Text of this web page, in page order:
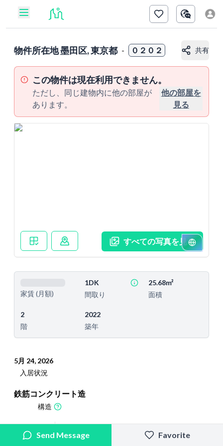
物件所在地墨田区, 東京都 - ０２０２ 共有
この物件は現在利用できません。
ただし、同じ建物内に他の部屋が
あります。
他の部屋を
見る
すべての写真を見る
家賃 (月額)
1DK
間取り
25.68m²
面積
2
階
2022
築年
5月 24, 2026
入居状況
鉄筋コンクリート造
構造
2026/2/24
追加日
2026/5/20
最終更新日
Send Message Favorite